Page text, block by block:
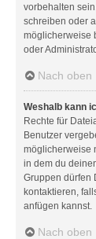
vorbehalten
schreiben oder
möglicherweise
oder
Nach oben
Weshalb kann
Rechte für
Benutzer
möglicherweise
in dem du
Gruppen dürfen
kontaktieren,
anfügen kannst.
Nach oben